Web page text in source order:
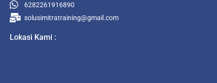
6282261916890
solusimitratraining@gmail.com
Lokasi Kami :